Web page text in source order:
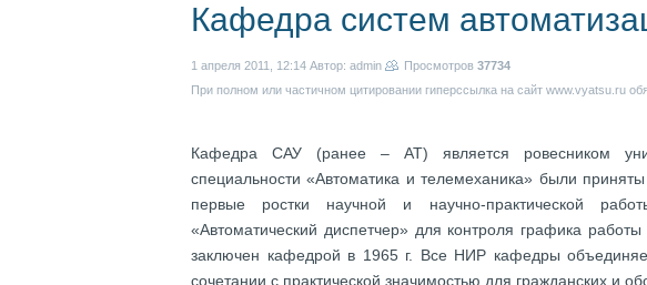
Кафедра систем
1 апреля 2011, 12:14 Автор: admin Просмотров 37734
При полном или частичном цитировании гиперссылка на сайт www.vyatsu.ru
Кафедра САУ (ранее – АТ) является ровесником
специальности «Автоматика и телемеханика» были
первые ростки научной и научно-практической
«Автоматический диспетчер» для контроля графика
заключен кафедрой в 1965 г. Все НИР кафедры
сочетании с практической значимостью для гражданских и